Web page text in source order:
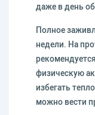
даже в день
Полное
недели. На
физическую
избегать
можно вести